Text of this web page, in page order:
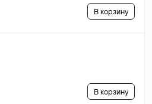
В корзину
В корзину